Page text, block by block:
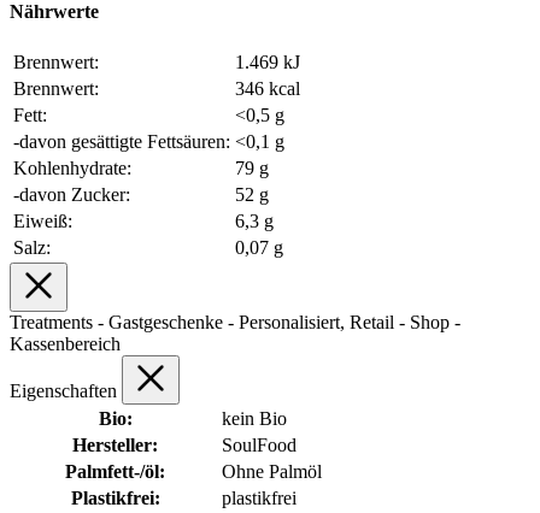
Nährwerte
Brennwert:
1.469 kJ
Brennwert:
346 kcal
Fett:
<0,5 g
-davon gesättigte Fettsäuren: <0,1 g
Kohlenhydrate:
79 g
-davon Zucker:
52 g
Eiweiß:
6,3 g
Salz:
0,07 g
Treatments - Gastgeschenke - Personalisiert, Retail - Shop -
Kassenbereich
Eigenschaften
Bio:
kein Bio
Hersteller:
SoulFood
Palmfett-/öl:
Ohne Palmöl
Plastikfrei:
plastikfrei